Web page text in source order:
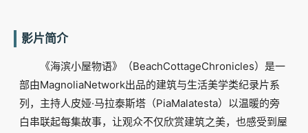
影片简介
《海滨小屋物语》（BeachCottageChronicles）是一
部由MagnoliaNetwork出品的建筑与生活美学类纪录片系
列，主持人皮娅·马拉泰斯塔（PiaMalatesta）以温暖的旁
白串联起每集故事，让观众不仅欣赏建筑之美，也感受到屋